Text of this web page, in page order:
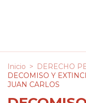
Inicio > DERECHO
DECOMISO Y
JUAN CARLOS